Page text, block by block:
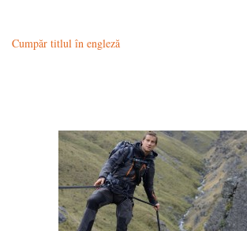
Cumpăr titlul în engleză